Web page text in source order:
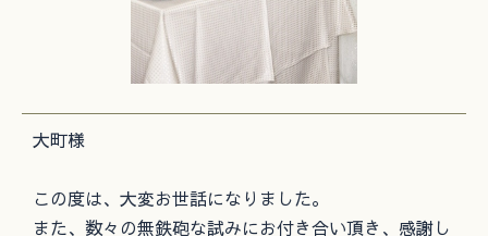
大町様
この度は、大変お世話になりました。
また、数々の無鉄砲な試みにお付き合い頂き、感謝し